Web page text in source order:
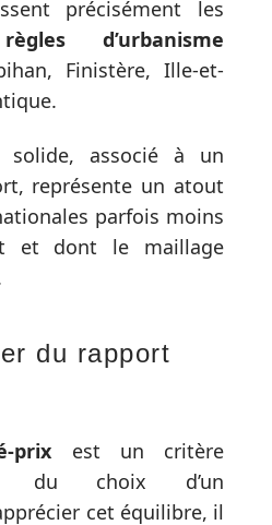
précisément les
règles d’urbanisme
Finistère, Ille-et-
solide, associé à un
représente un atout
parfois moins
et dont le maillage
du rapport
prix est un critère
du choix d’un
cet équilibre, il